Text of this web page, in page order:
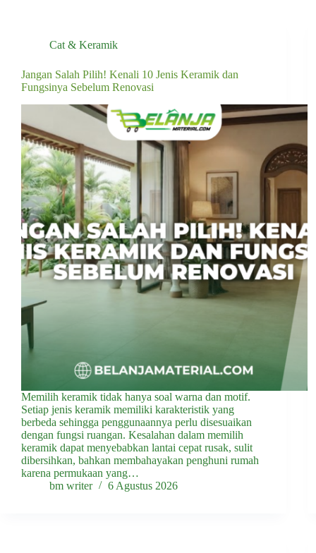
Cat & Keramik
Jangan Salah Pilih! Kenali 10 Jenis Keramik dan
Fungsinya Sebelum Renovasi
Memilih keramik tidak hanya soal warna dan motif.
Setiap jenis keramik memiliki karakteristik yang
berbeda sehingga penggunaannya perlu disesuaikan
dengan fungsi ruangan. Kesalahan dalam memilih
keramik dapat menyebabkan lantai cepat rusak, sulit
dibersihkan, bahkan membahayakan penghuni rumah
karena permukaan yang…
bm writer
6 Agustus 2026